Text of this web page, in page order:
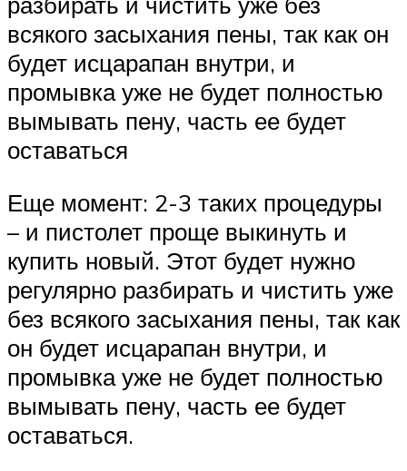
всякого засыхания пены, так как он
будет исцарапан внутри, и
промывка уже не будет полностью
вымывать пену, часть ее будет
оставаться
Еще момент: 2-3 таких процедуры
– и пистолет проще выкинуть и
купить новый. Этот будет нужно
регулярно разбирать и чистить уже
без всякого засыхания пены, так как
он будет исцарапан внутри, и
промывка уже не будет полностью
вымывать пену, часть ее будет
оставаться.